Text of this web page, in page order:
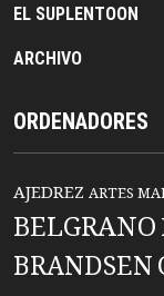
EL SUPLENTOON
ARCHIVO
ORDENADORES
AJEDREZ ARTES
BELGRANO
BRANDSEN